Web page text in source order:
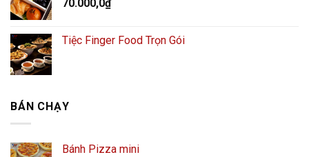
70.000,0₫
Tiệc Finger Food Trọn Gói
BÁN CHẠY
Bánh Pizza mini